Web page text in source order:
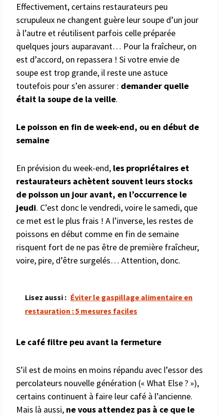
Effectivement, certains restaurateurs peu
scrupuleux ne changent guère leur soupe d’un jour
à l’autre et réutilisent parfois celle préparée
quelques jours auparavant… Pour la fraîcheur, on
est d’accord, on repassera ! Si votre envie de
soupe est trop grande, il reste une astuce
toutefois pour s’en assurer : demander quelle
était la soupe de la veille.
Le poisson en fin de week-end, ou en début de
semaine
En prévision du week-end, les propriétaires et
restaurateurs achètent souvent leurs stocks
de poisson un jour avant, en l’occurrence le
jeudi. C’est donc le vendredi, voire le samedi, que
ce met est le plus frais ! A l’inverse, les restes de
poissons en début comme en fin de semaine
risquent fort de ne pas être de première fraîcheur,
voire, pire, d’être surgelés… Attention, donc.
Lisez aussi : Éviter le gaspillage alimentaire en
restauration : 5 mesures faciles
Le café filtre peu avant la fermeture
S’il est de moins en moins répandu avec l’essor des
percolateurs nouvelle génération (« What Else ? »),
certains continuent à faire leur café à l’ancienne.
Mais là aussi, ne vous attendez pas à ce que le